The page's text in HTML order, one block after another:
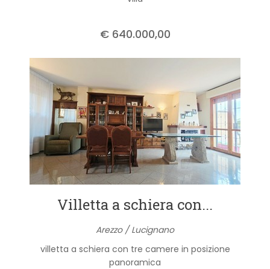
€ 640.000,00
Villetta a schiera con...
Arezzo / Lucignano
villetta a schiera con tre camere in posizione
panoramica